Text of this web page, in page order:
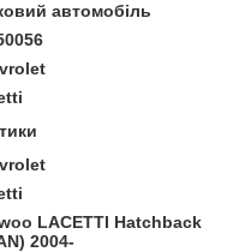
автомобіль
LACETTI Hatchback
2004-